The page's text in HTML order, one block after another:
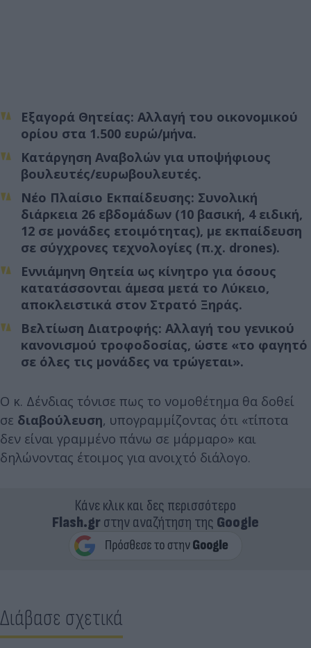
Εξαγορά Θητείας: Αλλαγή του οικονομικού
ορίου στα 1.500 ευρώ/μήνα.
Κατάργηση Αναβολών για υποψήφιους
βουλευτές/ευρωβουλευτές.
Νέο Πλαίσιο Εκπαίδευσης: Συνολική
διάρκεια 26 εβδομάδων (10 βασική, 4 ειδική,
12 σε μονάδες ετοιμότητας), με εκπαίδευση
σε σύγχρονες τεχνολογίες (π.χ. drones).
Εννιάμηνη Θητεία ως κίνητρο για όσους
κατατάσσονται άμεσα μετά το Λύκειο,
αποκλειστικά στον Στρατό Ξηράς.
Βελτίωση Διατροφής: Αλλαγή του γενικού
κανονισμού τροφοδοσίας, ώστε «το φαγητό
σε όλες τις μονάδες να τρώγεται».
Ο κ. Δένδιας τόνισε πως το νομοθέτημα θα δοθεί
σε διαβούλευση, υπογραμμίζοντας ότι «τίποτα
δεν είναι γραμμένο πάνω σε μάρμαρο» και
δηλώνοντας έτοιμος για ανοιχτό διάλογο.
Κάνε κλικ και δες περισσότερο
Flash.grστην αναζήτηση της Google
Διάβασε σχετικά